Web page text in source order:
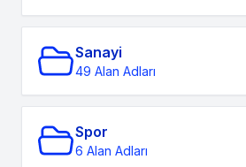
Sanayi
49 Alan Adları
Spor
6 Alan Adları